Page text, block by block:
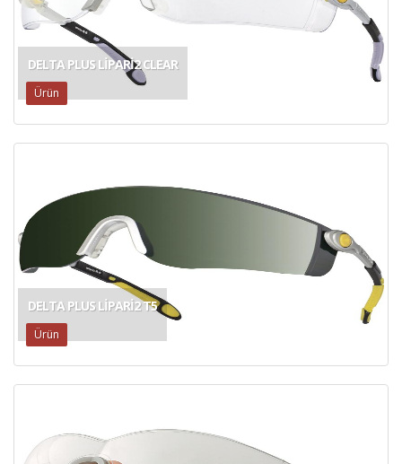
DELTA PLUS LIPARI2 CLEAR
Ürün
DELTA PLUS LIPARI2 T5
Ürün